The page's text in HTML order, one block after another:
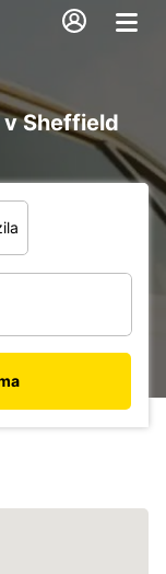
Sheffield